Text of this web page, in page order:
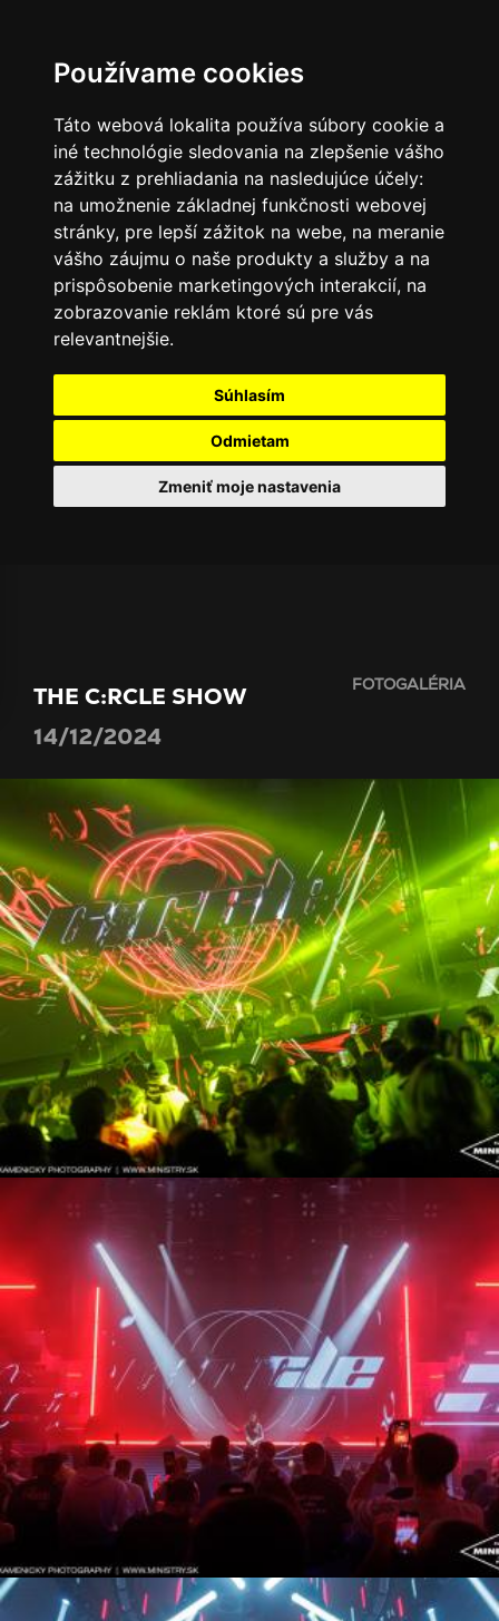
Používame cookies
Táto webová lokalita používa súbory cookie a
iné technológie sledovania na zlepšenie vášho
zážitku z prehliadania na nasledujúce účely:
na umožnenie základnej funkčnosti webovej
stránky, pre lepší zážitok na webe, na meranie
vášho záujmu o naše produkty a služby a na
prispôsobenie marketingových interakcií, na
zobrazovanie reklám ktoré sú pre vás
relevantnejšie.
Súhlasím
Odmietam
Zmeniť moje nastavenia
THE C:RCLE SHOW
14/12/2024
FOTOGALÉRIA